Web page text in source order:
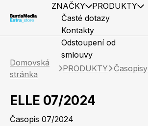
ZNAČKY PRODUKTY
Časté dotazy
Kontakty
Odstoupení od
smlouvy
Domovská
stránka
PRODUKTY Časopisy
ELLE 07/2024
Časopis 07/2024